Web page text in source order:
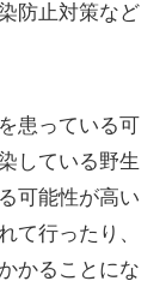
防止対策など
患っている可
している野生
可能性が高い
て行ったり、
かることにな